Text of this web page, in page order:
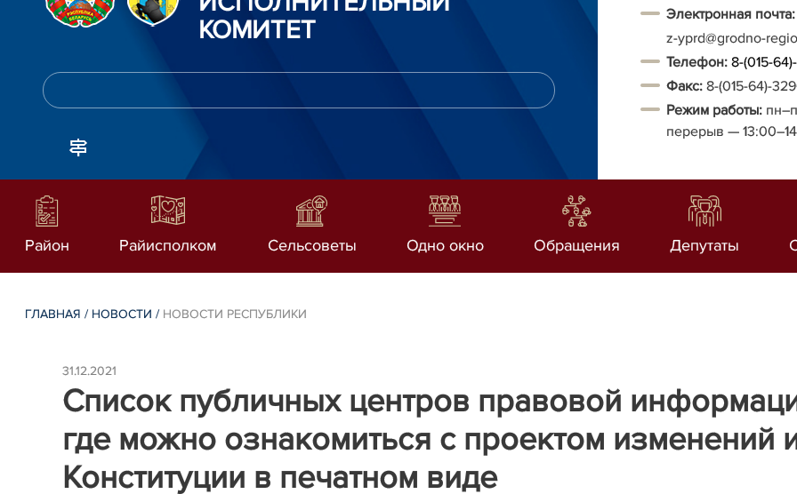
КОМИТЕТ
Электронная почта:
z-yprd@grodno-
Телефон: 8-(015-
Факс: 8-(015-64)-
Режим работы:
перерыв —
Район Райисполком Сельсоветы Одно окно Обращения Депутаты
ГЛАВНАЯ / НОВОСТИ / НОВОСТИ РЕСПУБЛИКИ
31.12.2021
Список публичных центров правовой
где можно ознакомиться с проектом изменений
Конституции в печатном виде